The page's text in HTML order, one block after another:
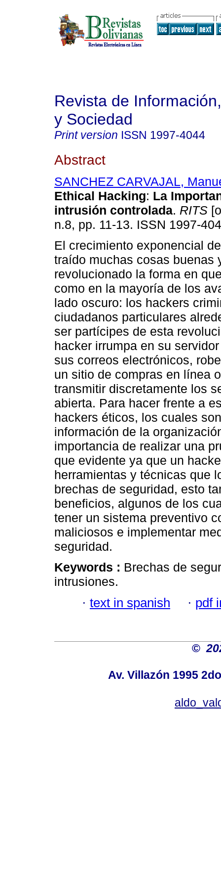
Revista de
y Sociedad
Print version ISSN 1997-4044
Abstract
SANCHEZ CARVAJAL,
Ethical Hacking: La
intrusión controlada. RITS
n.8, pp. 11-13. ISSN 1997-
El crecimiento exponencial
traído muchas cosas buenas
revolucionado la forma en
como en la mayoría de los
lado oscuro: los hackers
ciudadanos particulares
ser partícipes de esta
hacker irrumpa en su
sus correos electrónicos,
un sitio de compras en línea
transmitir discretamente los
abierta. Para hacer frente a
hackers éticos, los cuales
información de la
importancia de realizar una
que evidente ya que un
herramientas y técnicas que
brechas de seguridad, esto
beneficios, algunos de los
tener un sistema preventivo
maliciosos e implementar
seguridad.
Keywords : Brechas de
intrusiones.
· text in spanish · pdf
©
Av. Villazón 1995